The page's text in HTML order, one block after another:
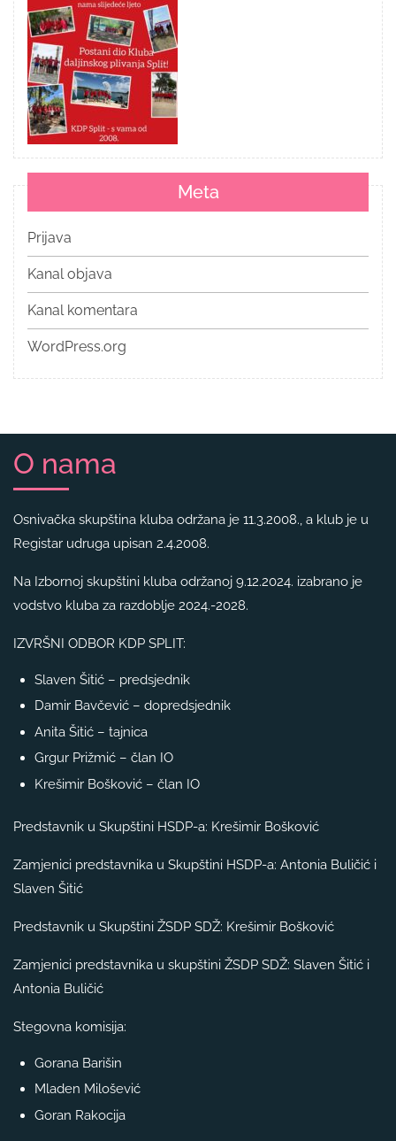
Meta
Prijava
Kanal objava
Kanal komentara
WordPress.org
O nama
Osnivačka skupština kluba održana je 11.3.2008., a klub je u
Registar udruga upisan 2.4.2008.
Na Izbornoj skupštini kluba održanoj 9.12.2024. izabrano je
vodstvo kluba za razdoblje 2024.-2028.
IZVRŠNI ODBOR KDP SPLIT:
Slaven Šitić – predsjednik
Damir Bavčević – dopredsjednik
Anita Šitić – tajnica
Grgur Prižmić – član IO
Krešimir Bošković – član IO
Predstavnik u Skupštini HSDP-a: Krešimir Bošković
Zamjenici predstavnika u Skupštini HSDP-a: Antonia Buličić i
Slaven Šitić
Predstavnik u Skupštini ŽSDP SDŽ: Krešimir Bošković
Zamjenici predstavnika u skupštini ŽSDP SDŽ: Slaven Šitić i
Antonia Buličić
Stegovna komisija:
Gorana Barišin
Mladen Milošević
Goran Rakocija